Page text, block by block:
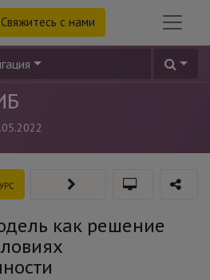
Свяжитесь с нами
как решение